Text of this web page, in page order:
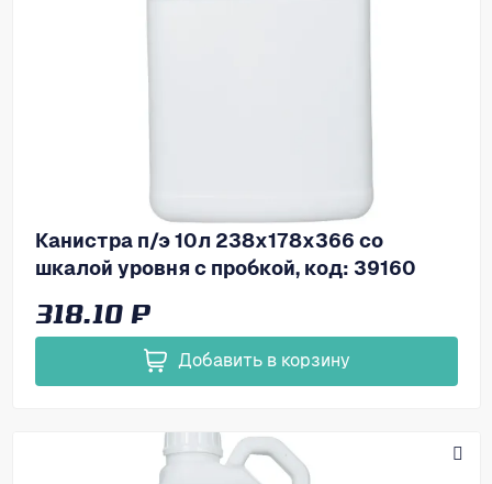
Канистра п/э 10л 238х178х366 со
шкалой уровня с пробкой, код: 39160
318.10 ₽
Добавить в корзину